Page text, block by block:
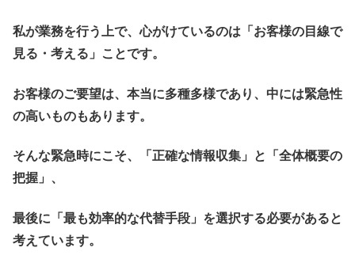
私が業務を行う上で、心がけているのは「お客様の目線で
見る・考える」ことです。
お客様のご要望は、本当に多種多様であり、中には緊急性
の高いものもあります。
そんな緊急時にこそ、「正確な情報収集」と「全体概要の
把握」、
最後に「最も効率的な代替手段」を選択する必要があると
考えています。